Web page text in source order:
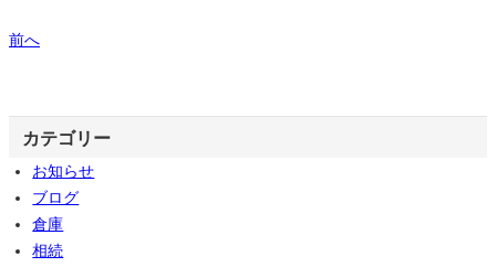
前へ
カテゴリー
お知らせ
ブログ
倉庫
相続